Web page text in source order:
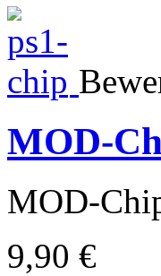
MOD-
MOD-
9,90 €